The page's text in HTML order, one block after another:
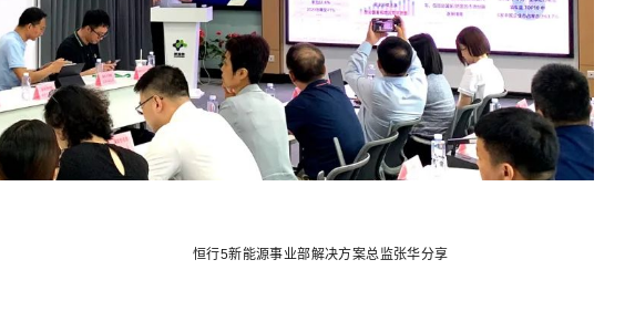
业部解决方案总监张华分享